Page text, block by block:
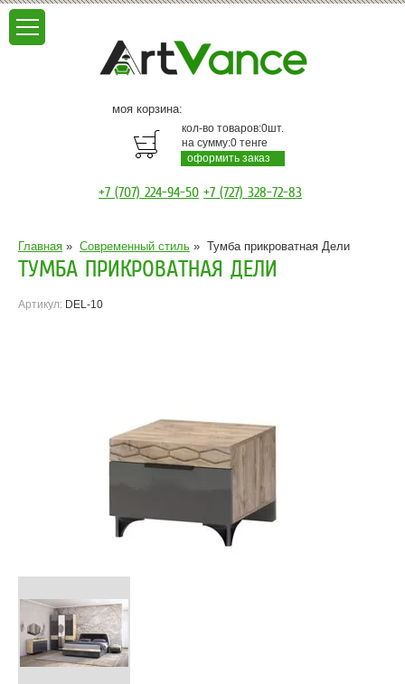
моя корзина:
кол-во товаров:0шт.
на сумму:0 тенге
оформить заказ
+7 (707) 224-94-50 +7 (727) 328-72-83
Главная » Современный стиль » Тумба прикроватная Дели
ТУМБА ПРИКРОВАТНАЯ ДЕЛИ
Артикул: DEL-10